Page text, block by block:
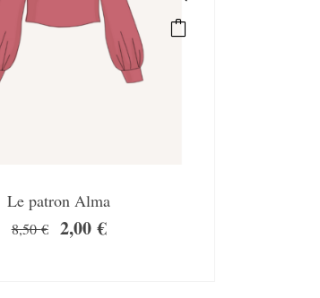
Le patron Alma
8,50€ 2,00€